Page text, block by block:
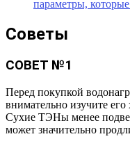
параметры,
Советы
СОВЕТ №1
Перед покупкой
внимательно изучите
Сухие ТЭНы менее
может значительно